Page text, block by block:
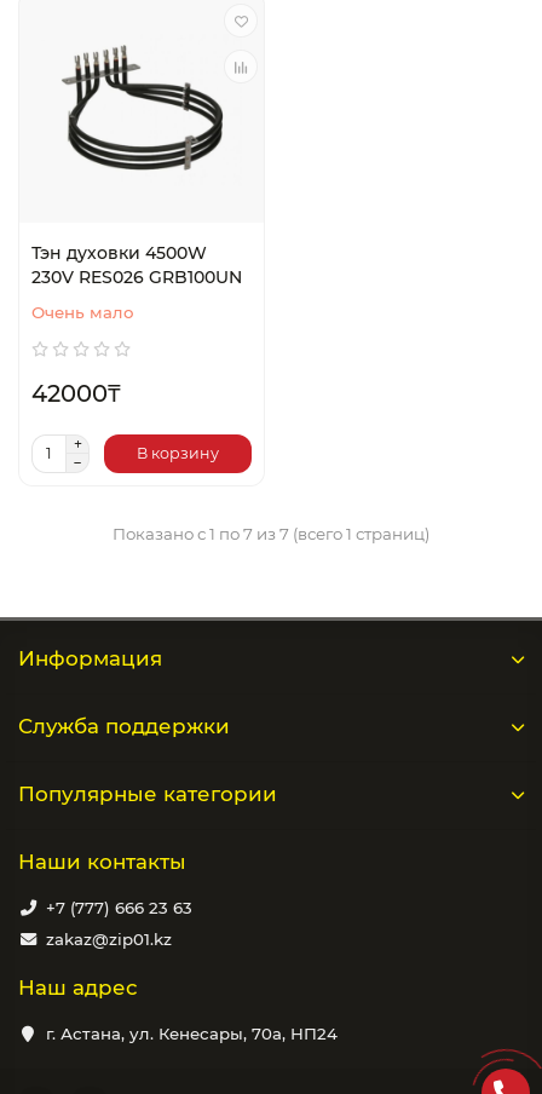
Тэн духовки 4500W
230V RES026 GRB100UN
Очень мало
42000₸
В корзину
Показано с 1 по 7 из 7 (всего 1 страниц)
Информация
Служба поддержки
Популярные категории
Наши контакты
+7 (777) 666 23 63
zakaz@zip01.kz
Наш адрес
г. Астана, ул. Кенесары, 70а, НП24